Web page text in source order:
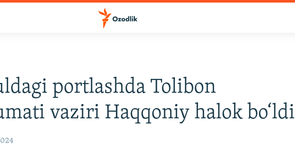
portlashda Tolibon
vaziri Haqqoniy halok bo‘ldi